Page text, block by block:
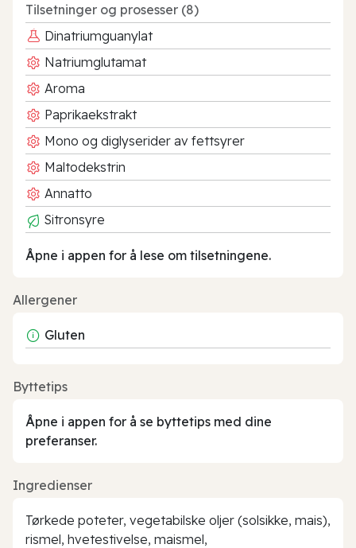
Tilsetninger og prosesser (8)
Dinatriumguanylat
Natriumglutamat
Aroma
Paprikaekstrakt
Mono og diglyserider av fettsyrer
Maltodekstrin
Annatto
Sitronsyre
Åpne i appen for å lese om tilsetningene.
Allergener
Gluten
Byttetips
Åpne i appen for å se byttetips med dine
preferanser.
Ingredienser
Tørkede poteter, vegetabilske oljer (solsikke, mais),
rismel, hvetestivelse, maismel,